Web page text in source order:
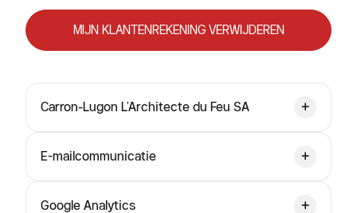
MIJN KLANTENREKENING VERWIJDEREN
Carron-Lugon L'Architecte du Feu SA
E-mailcommunicatie
Google Analytics